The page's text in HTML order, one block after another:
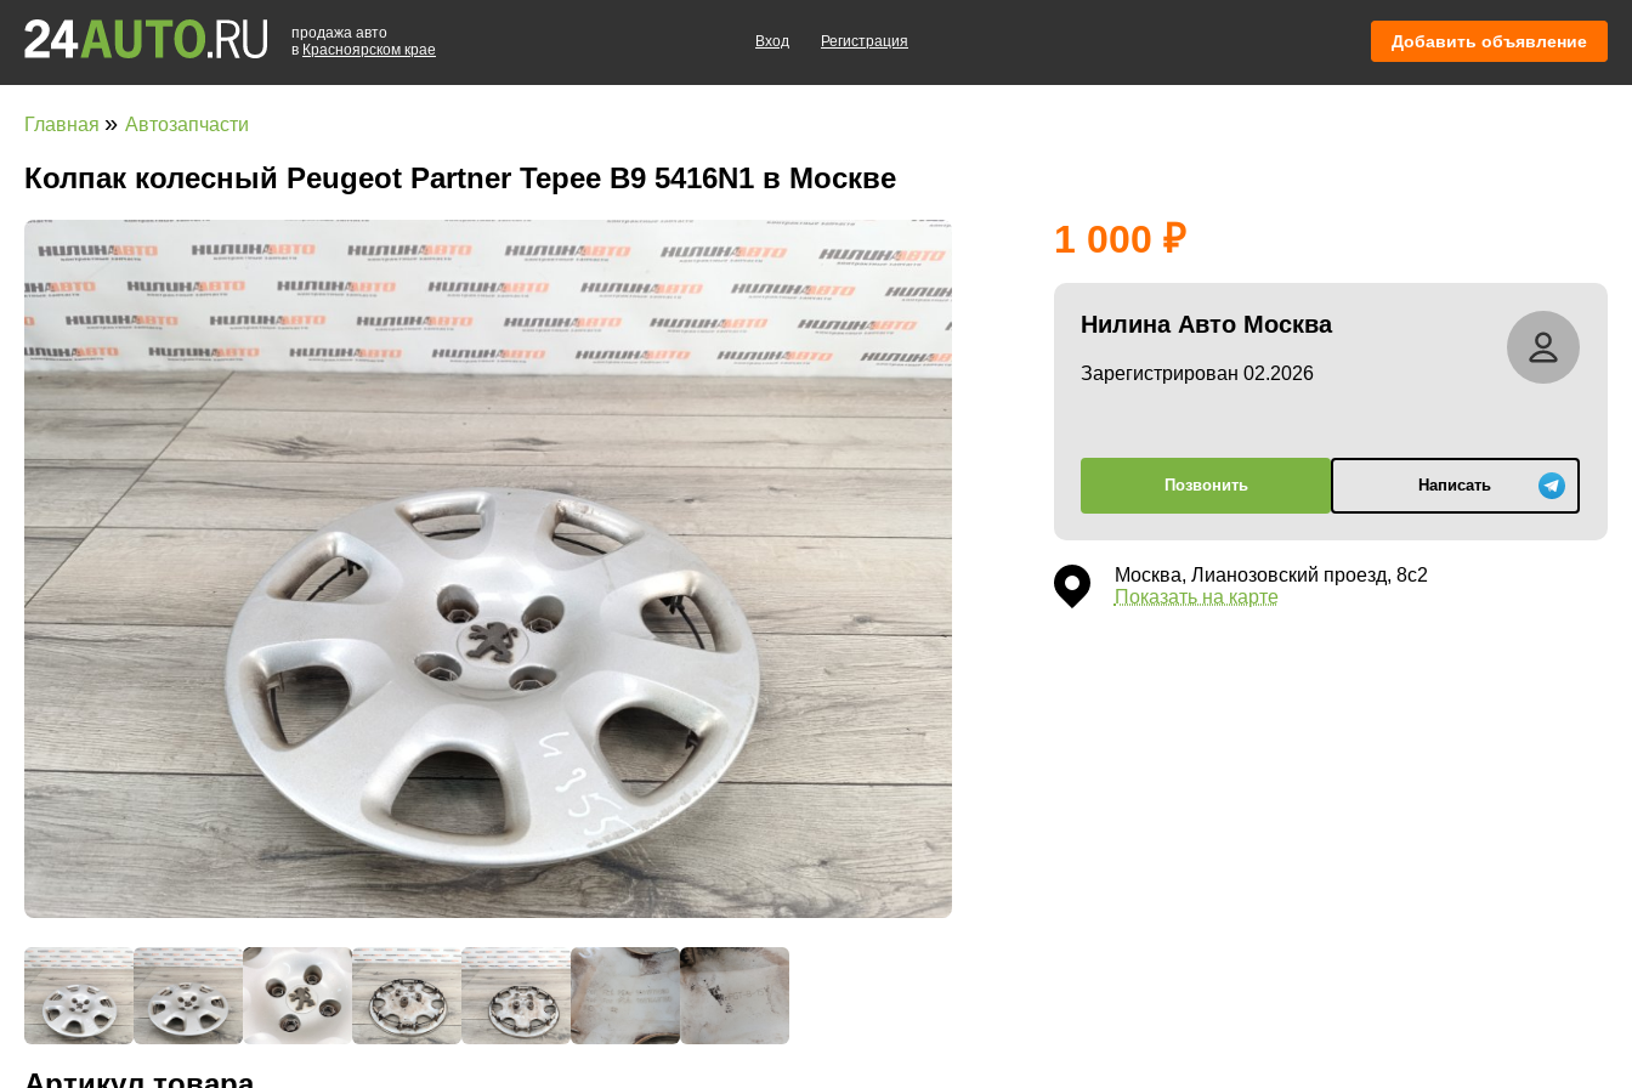
продажа авто
в Красноярском крае
Вход Регистрация Добавить объявление
Главная » Автозапчасти
Колпак колесный Peugeot Partner Tepee B9 5416N1 в Москве
1 000
Нилина Авто Москва
Зарегистрирован 02.2026
Позвонить Написать
Москва, Лианозовский проезд, 8с2
Показать на карте